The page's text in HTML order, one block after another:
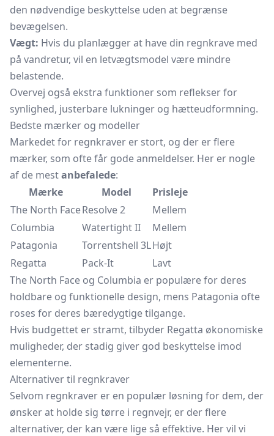
den nødvendige beskyttelse uden at begrænse
bevægelsen.
Vægt: Hvis du planlægger at have din regnkrave med
på vandretur, vil en letvægtsmodel være mindre
belastende.
Overvej også ekstra funktioner som reflekser for
synlighed, justerbare lukninger og hætteudformning.
Bedste mærker og modeller
Markedet for regnkraver er stort, og der er flere
mærker, som ofte får gode anmeldelser. Her er nogle
af de mestanbefalede:
Mærke
Model
Prisleje
The North FaceResolve 2
Mellem
Columbia
Watertight II
Mellem
Patagonia
Torrentshell 3LHøjt
Regatta
Pack-It
Lavt
The North Face og Columbia er populære for deres
holdbare og funktionelle design, mens Patagonia ofte
roses for deres bæredygtige tilgange.
Hvis budgettet er stramt, tilbyder Regatta økonomiske
muligheder, der stadig giver god beskyttelse imod
elementerne.
Alternativer til regnkraver
Selvom regnkraver er en populær løsning for dem, der
ønsker at holde sig tørre i regnvejr, er der flere
alternativer, der kan være lige så effektive. Her vil vi